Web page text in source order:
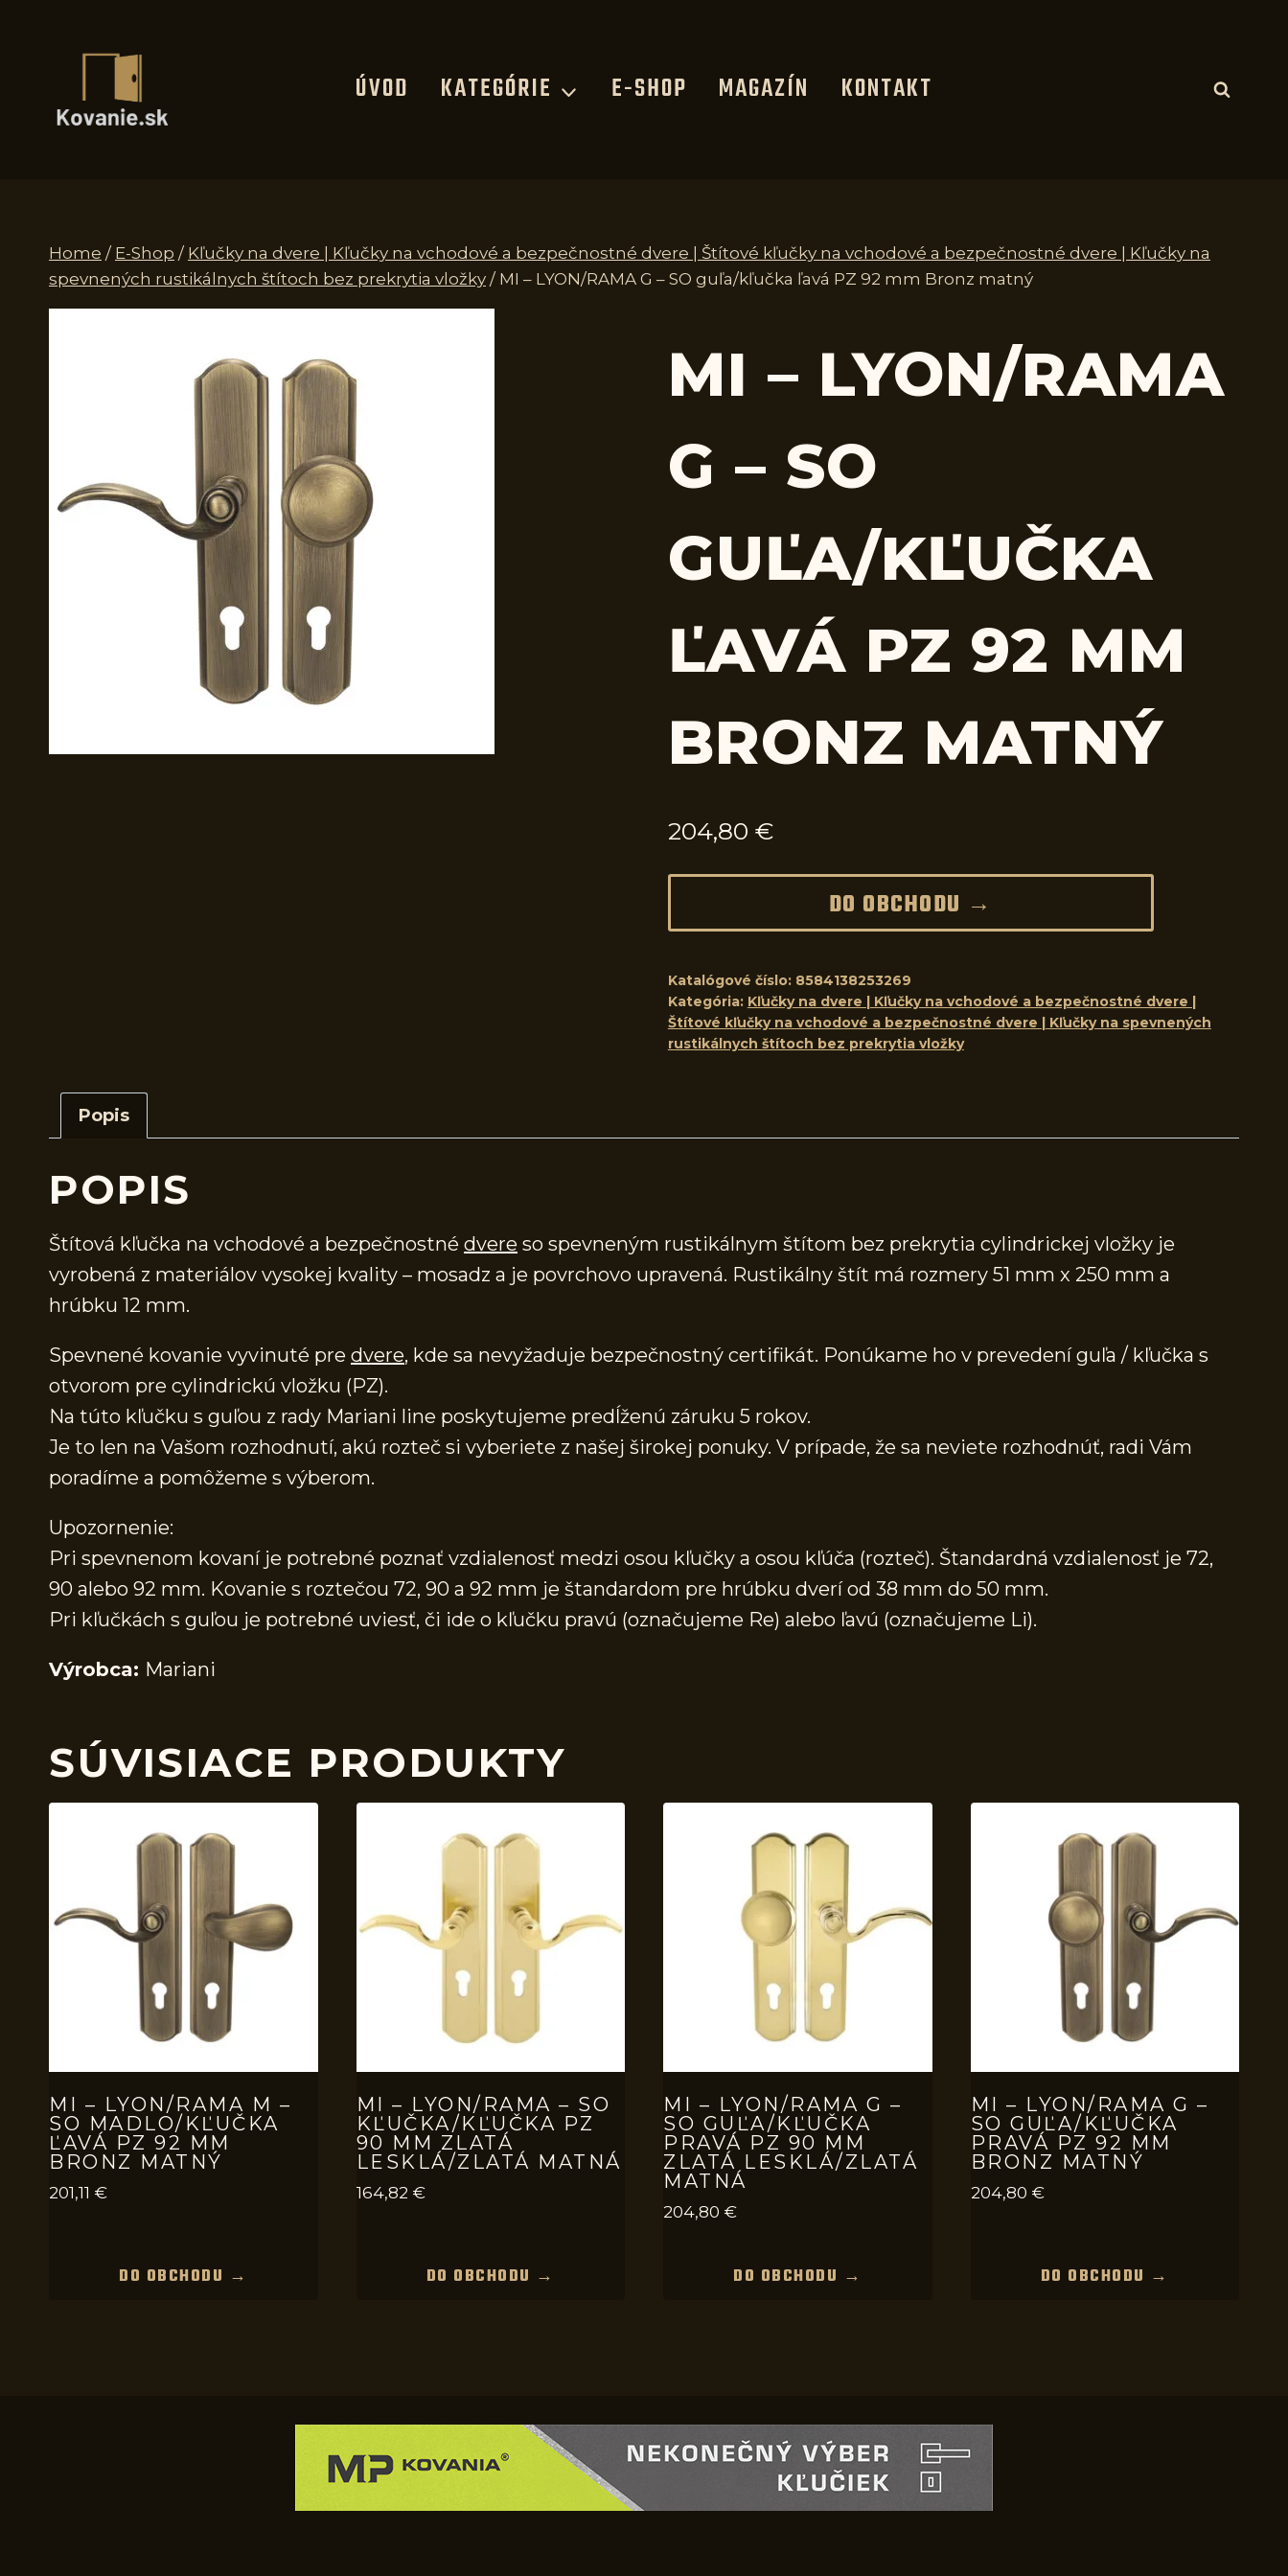
ÚVOD KATEGÓRIE E-SHOP MAGAZÍN KONTAKT
Home / E-Shop / Kľučky na dvere | Kľučky na vchodové a bezpečnostné dvere | Štítové kľučky na vchodové a bezpečnostné dvere | Kľučky na
spevnených rustikálnych štítoch bez prekrytia vložky / MI – LYON/RAMA G – SO guľa/kľučka ľavá PZ 92 mm Bronz matný
MI – LYON/RAMA
G – SO
GUĽA/KĽUČKA
ĽAVÁ PZ 92 MM
BRONZ MATNÝ
204,80 €
DO OBCHODU →
Katalógové číslo: 8584138253269
Kategória: Kľučky na dvere | Kľučky na vchodové a bezpečnostné dvere |
Štítové kľučky na vchodové a bezpečnostné dvere | Kľučky na spevnených
rustikálnych štítoch bez prekrytia vložky
Popis
POPIS
Štítová kľučka na vchodové a bezpečnostné dvere so spevneným rustikálnym štítom bez prekrytia cylindrickej vložky je
vyrobená z materiálov vysokej kvality – mosadz a je povrchovo upravená. Rustikálny štít má rozmery 51 mm x 250 mm a
hrúbku 12 mm.
Spevnené kovanie vyvinuté pre dvere, kde sa nevyžaduje bezpečnostný certifikát. Ponúkame ho v prevedení guľa / kľučka s
otvorom pre cylindrickú vložku (PZ).
Na túto kľučku s guľou z rady Mariani line poskytujeme predĺženú záruku 5 rokov.
Je to len na Vašom rozhodnutí, akú rozteč si vyberiete z našej širokej ponuky. V prípade, že sa neviete rozhodnúť, radi Vám
poradíme a pomôžeme s výberom.
Upozornenie:
Pri spevnenom kovaní je potrebné poznať vzdialenosť medzi osou kľučky a osou kľúča (rozteč). Štandardná vzdialenosť je 72,
90 alebo 92 mm. Kovanie s roztečou 72, 90 a 92 mm je štandardom pre hrúbku dverí od 38 mm do 50 mm.
Pri kľučkách s guľou je potrebné uviesť, či ide o kľučku pravú (označujeme Re) alebo ľavú (označujeme Li).
Výrobca: Mariani
SÚVISIACE PRODUKTY
MI – LYON/RAMA M –
SO MADLO/KĽUČKA
ĽAVÁ PZ 92 MM
BRONZ MATNÝ
201,11 €
DO OBCHODU →
MI – LYON/RAMA – SO
KĽUČKA/KĽUČKA PZ
90 MM ZLATÁ
LESKLÁ/ZLATÁ MATNÁ
164,82 €
DO OBCHODU →
MI – LYON/RAMA G –
SO GUĽA/KĽUČKA
PRAVÁ PZ 90 MM
ZLATÁ LESKLÁ/ZLATÁ
MATNÁ
204,80 €
DO OBCHODU →
MI – LYON/RAMA G –
SO GUĽA/KĽUČKA
PRAVÁ PZ 92 MM
BRONZ MATNÝ
204,80 €
DO OBCHODU →